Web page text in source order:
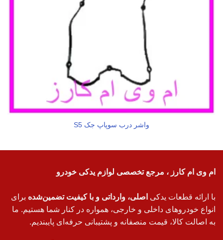
واشر درب سوپاپ جک S5
ام وی ام کارز ، مرجع تخصصی لوازم یدکی خودرو
با ارائه قطعات یدکی اصلی، وارداتی و با کیفیت تضمین‌شده برای
انواع خودروهای داخلی و خارجی، همواره در کنار شما هستیم. ما
به اصالت کالا، قیمت منصفانه و پشتیبانی حرفه‌ای پایبندیم.